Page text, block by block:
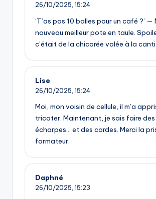
26/10/2025, 15:24
‘T’as pas 10 balles pour un café ?’ —
nouveau meilleur pote en taule.
c’était de la chicorée volée à la
Lise
26/10/2025, 15:24
Moi, mon voisin de cellule, il m’a
tricoter. Maintenant, je sais faire des
écharpes… et des cordes. Merci la
formateur.
Daphné
26/10/2025, 15:23